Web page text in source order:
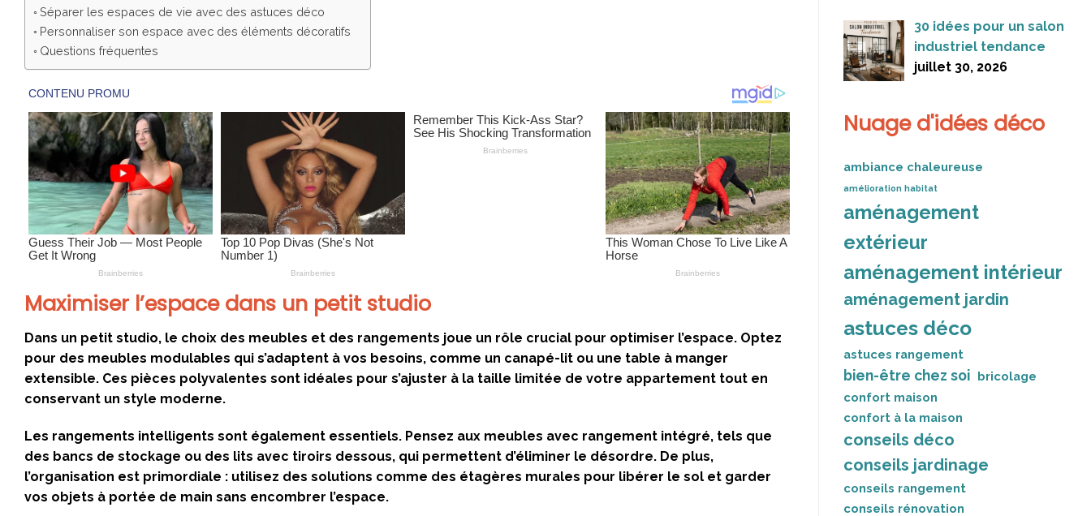
Séparer les espaces de vie avec des astuces déco
Personnaliser son espace avec des éléments décoratifs
Questions fréquentes
Maximiser l’espace dans un petit studio
Dans un petit studio, le choix des meubles et des rangements joue un rôle crucial pour optimiser l’espace. Optez
pour des meubles modulables qui s’adaptent à vos besoins, comme un canapé-lit ou une table à manger
extensible. Ces pièces polyvalentes sont idéales pour s’ajuster à la taille limitée de votre appartement tout en
conservant un style moderne.
Les rangements intelligents sont également essentiels. Pensez aux meubles avec rangement intégré, tels que
des bancs de stockage ou des lits avec tiroirs dessous, qui permettent d’éliminer le désordre. De plus,
l’organisation est primordiale : utilisez des solutions comme des étagères murales pour libérer le sol et garder
vos objets à portée de main sans encombrer l’espace.
30 idées pour un salon
industriel tendance
juillet 30, 2026
Nuage d'idées déco
ambiance chaleureuse
amélioration habitat
aménagement
extérieur
aménagement intérieur
aménagement jardin
astuces déco
astuces rangement
bien-être chez soi bricolage
confort maison
confort à la maison
conseils déco
conseils jardinage
conseils rangement
conseils rénovation